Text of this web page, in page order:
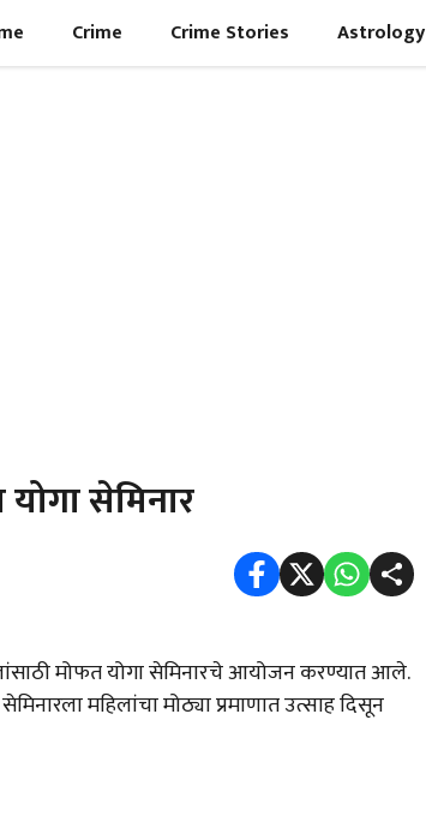
Crime Crime Stories Astrology
योगा सेमिनार
मोफत योगा सेमिनारचे आयोजन करण्यात आले.
महिलांचा मोठ्या प्रमाणात उत्साह दिसून